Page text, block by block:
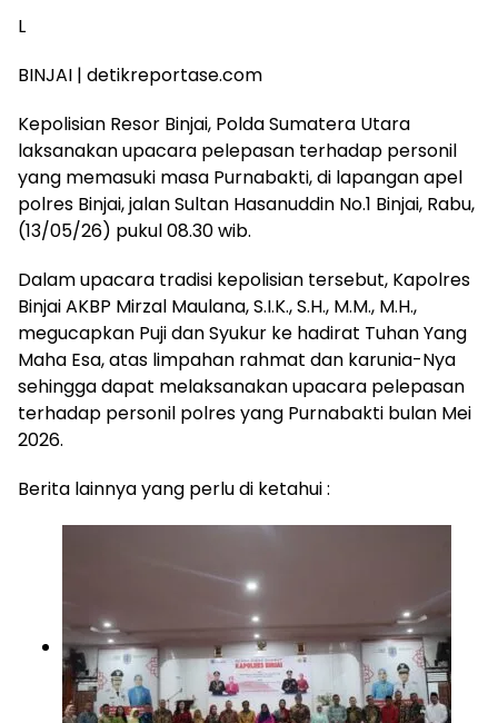
L
BINJAI | detikreportase.com
Kepolisian Resor Binjai, Polda Sumatera Utara
laksanakan upacara pelepasan terhadap personil
yang memasuki masa Purnabakti, di lapangan apel
polres Binjai, jalan Sultan Hasanuddin No.1 Binjai, Rabu,
(13/05/26) pukul 08.30 wib.
Dalam upacara tradisi kepolisian tersebut, Kapolres
Binjai AKBP Mirzal Maulana, S.I.K., S.H., M.M., M.H.,
megucapkan Puji dan Syukur ke hadirat Tuhan Yang
Maha Esa, atas limpahan rahmat dan karunia-Nya
sehingga dapat melaksanakan upacara pelepasan
terhadap personil polres yang Purnabakti bulan Mei
2026.
Berita lainnya yang perlu di ketahui :